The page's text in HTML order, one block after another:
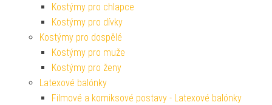
Kostýmy pro chlapce
Kostýmy pro dívky
Kostýmy pro dospělé
Kostýmy pro muže
Kostýmy pro ženy
Latexové balónky
Filmové a komiksové postavy - Latexové balónky